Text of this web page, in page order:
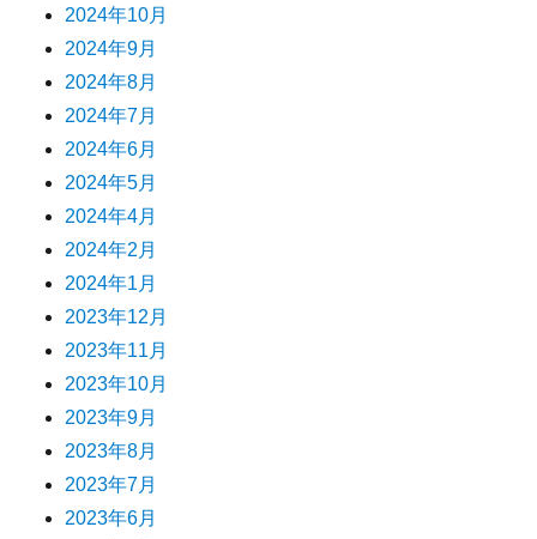
2024年10月
2024年9月
2024年8月
2024年7月
2024年6月
2024年5月
2024年4月
2024年2月
2024年1月
2023年12月
2023年11月
2023年10月
2023年9月
2023年8月
2023年7月
2023年6月